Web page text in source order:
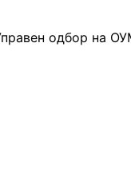
одбор на